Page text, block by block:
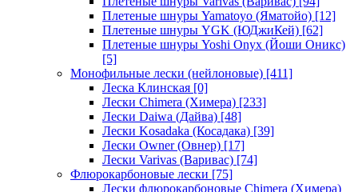
Плетеные шнуры Yamatoyo (Яматойо) [12]
Плетеные шнуры YGK (ЮДжиКей) [62]
Плетеные шнуры Yoshi Onyx (Йоши Оникс)
[5]
Монофильные лески (нейлоновые) [411]
Леска Клинская [0]
Лески Chimera (Химера) [233]
Лески Daiwa (Дайва) [48]
Лески Kosadaka (Косадака) [39]
Лески Owner (Овнер) [17]
Лески Varivas (Варивас) [74]
Флюрокарбоновые лески [75]
Лески флюрокарбоновые Chimera (Химера)